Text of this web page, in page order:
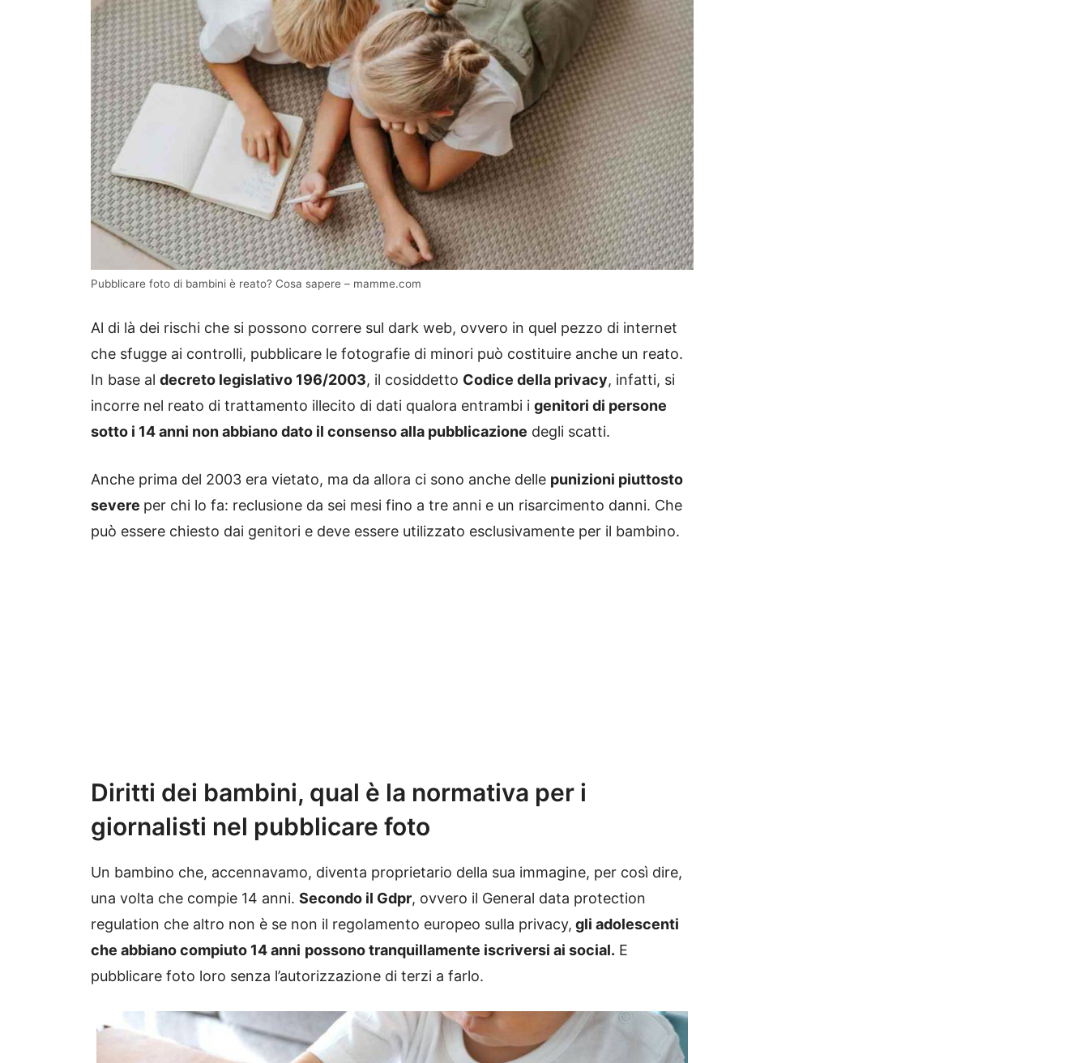
Pubblicare foto di bambini è reato? Cosa sapere – mamme.com
Al di là dei rischi che si possono correre sul dark web, ovvero in quel pezzo di internet
che sfugge ai controlli, pubblicare le fotografie di minori può costituire anche un reato.
In base al decreto legislativo 196/2003, il cosiddetto Codice della privacy, infatti, si
incorre nel reato di trattamento illecito di dati qualora entrambi i genitori di persone
sotto i 14 anni non abbiano dato il consenso alla pubblicazione degli scatti.
Anche prima del 2003 era vietato, ma da allora ci sono anche delle punizioni piuttosto
severe per chi lo fa: reclusione da sei mesi fino a tre anni e un risarcimento danni. Che
può essere chiesto dai genitori e deve essere utilizzato esclusivamente per il bambino.
Diritti dei bambini, qual è la normativa per i
giornalisti nel pubblicare foto
Un bambino che, accennavamo, diventa proprietario della sua immagine, per così dire,
una volta che compie 14 anni. Secondo il Gdpr, ovvero il General data protection
regulation che altro non è se non il regolamento europeo sulla privacy, gli adolescenti
che abbiano compiuto 14 anni possono tranquillamente iscriversi ai social. E
pubblicare foto loro senza l’autorizzazione di terzi a farlo.